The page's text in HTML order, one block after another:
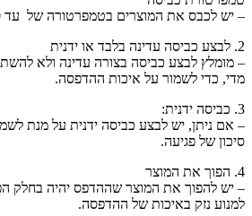
– יש לכבס את המוצרים בטמפרטורה של עד 40 מעלות צלזיוס או פחות
2. לבצע כביסה עדינה בלבד או ידנית
– מומלץ לבצע כביסה בצורה עדינה ולא
מדי, כדי לשמור על איכות ההדפסה.
3. כביסה ידנית:
– אם ניתן, יש לבצע כביסה ידנית על מנת
סיכון של פגיעה.
4. הפוך את המוצר
– יש להפוך את המוצר שההדפס יהיה בחלק
למנוע נזק באיכות של ההדפסה.